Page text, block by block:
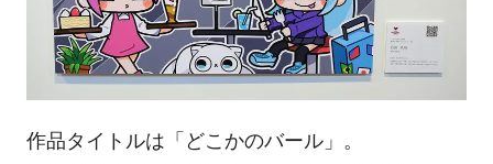
作品タイトルは「どこかのバール」。